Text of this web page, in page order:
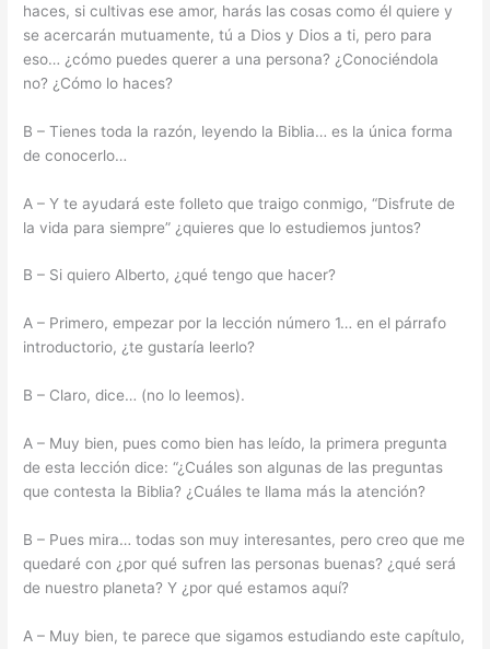
haces, si cultivas ese amor, harás las cosas como él quiere y
se acercarán mutuamente, tú a Dios y Dios a ti, pero para
eso… ¿cómo puedes querer a una persona? ¿Conociéndola
no? ¿Cómo lo haces?
B – Tienes toda la razón, leyendo la Biblia… es la única forma
de conocerlo…
A – Y te ayudará este folleto que traigo conmigo, “Disfrute de
la vida para siempre” ¿quieres que lo estudiemos juntos?
B – Si quiero Alberto, ¿qué tengo que hacer?
A – Primero, empezar por la lección número 1… en el párrafo
introductorio, ¿te gustaría leerlo?
B – Claro, dice… (no lo leemos).
A – Muy bien, pues como bien has leído, la primera pregunta
de esta lección dice: “¿Cuáles son algunas de las preguntas
que contesta la Biblia? ¿Cuáles te llama más la atención?
B – Pues mira… todas son muy interesantes, pero creo que me
quedaré con ¿por qué sufren las personas buenas? ¿qué será
de nuestro planeta? Y ¿por qué estamos aquí?
A – Muy bien, te parece que sigamos estudiando este capítulo,